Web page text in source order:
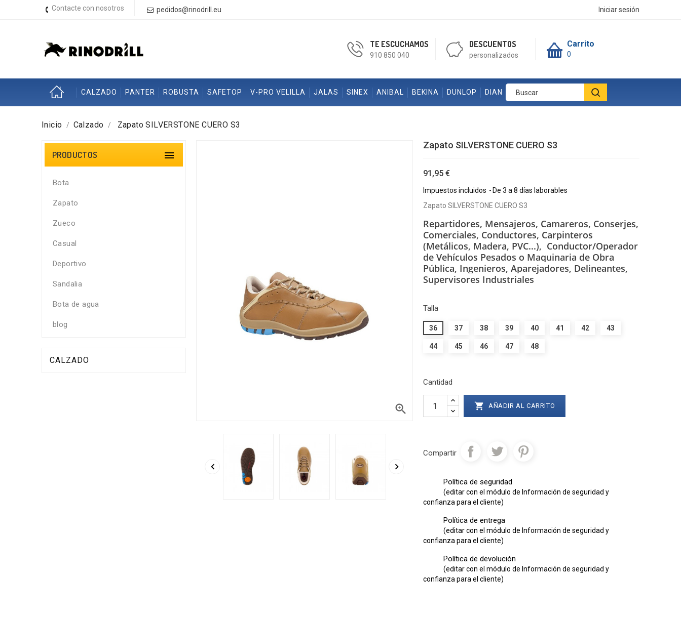
Contacte con nosotros pedidos@rinodrill.eu Iniciar sesión
Carrito
0
TE ESCUCHAMOS
910 850 040
DESCUENTOS
personalizados
CALZADO PANTER ROBUSTA SAFETOP V-PRO VELILLA JALAS SINEX ANIBAL BEKINA DUNLOP DIAN
Inicio Calzado Zapato SILVERSTONE CUERO S3
PRODUCTOS 
Bota
Zapato
Zueco
Casual
Deportivo
Sandalia
Bota de agua
blog
CALZADO

 
Zapato SILVERSTONE CUERO S3
91,95 €
Impuestos incluidos
De 3 a 8 días laborables
Zapato SILVERSTONE CUERO S3
Repartidores, Mensajeros, Camareros, Conserjes,
Comerciales, Conductores, Carpinteros
(Metálicos, Madera, PVC...), Conductor/Operador
de Vehículos Pesados o Maquinaria de Obra
Pública, Ingenieros, Aparejadores, Delineantes,
Supervisores Industriales
Talla
36 37 38 39 40 41 42 43
44 45 46 47 48
Cantidad
 AÑADIR AL CARRITO
Compartir
Política de seguridad
(editar con el módulo de Información de seguridad y
confianza para el cliente)
Política de entrega
(editar con el módulo de Información de seguridad y
confianza para el cliente)
Política de devolución
(editar con el módulo de Información de seguridad y
confianza para el cliente)